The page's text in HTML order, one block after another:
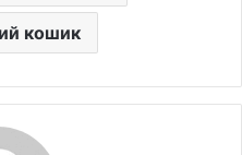
кошик